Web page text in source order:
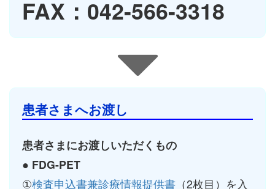
FAX：042-566-3318
患者さまへお渡し
患者さまにお渡しいただくもの
● FDG-PET
①検査申込書兼診療情報提供書 （2枚目）を入